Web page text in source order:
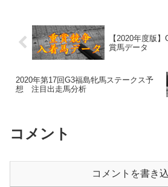
【2020年度版
賞馬データ
2020年第17回G3福島牝馬ステークス予
想 注目出走馬分析
コメント
コメントを書き